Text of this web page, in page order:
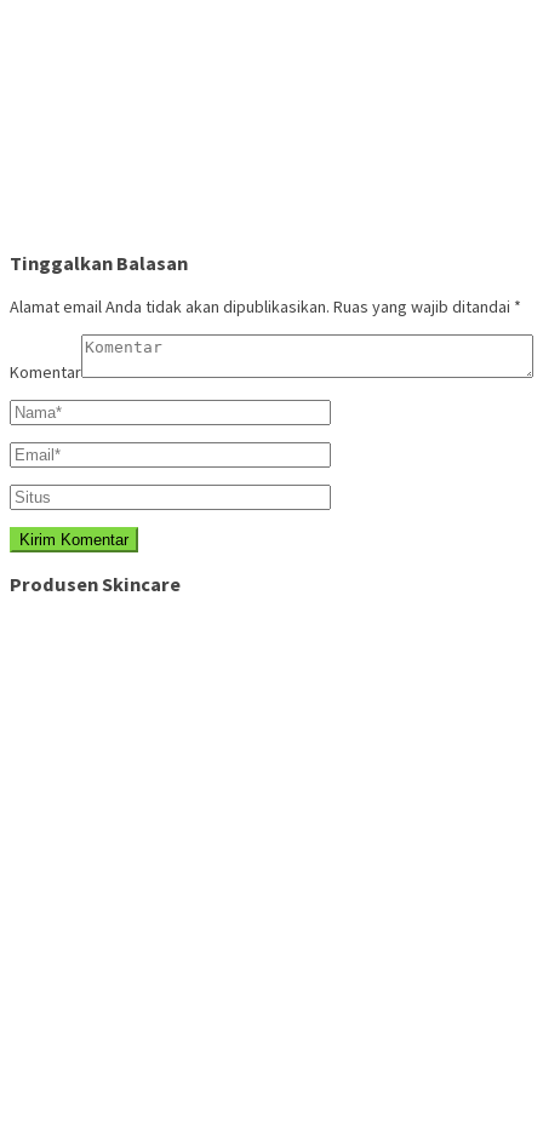
Tinggalkan Balasan
Alamat email Anda tidak akan dipublikasikan. Ruas yang wajib ditandai *
Komentar
Produsen Skincare